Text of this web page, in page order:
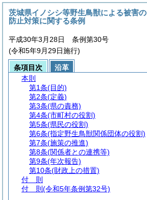
茨城県イノシシ等野生鳥獣による被害の
防止対策に関する条例
平成30年3月28日 条例第30号
(令和5年9月29日施行)
条項目次
沿革
本則
第1条(目的)
第2条(定義)
第3条(県の責務)
第4条(市町村の役割)
第5条(県民の役割)
第6条(指定野生鳥獣関係団体の役割)
第7条(施策の推進)
第8条(関係者との連携等)
第9条(年次報告)
第10条(財政上の措置)
付 則
付 則 (令和5年条例第32号)